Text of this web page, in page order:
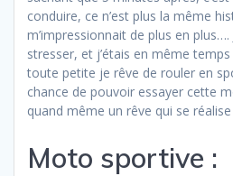
conduire, ce n’est plus la même
m’impressionnait de plus en
stresser, et j’étais en même
toute petite je rêve de rouler en
chance de pouvoir essayer cette
quand même un rêve qui se
Moto sportive :